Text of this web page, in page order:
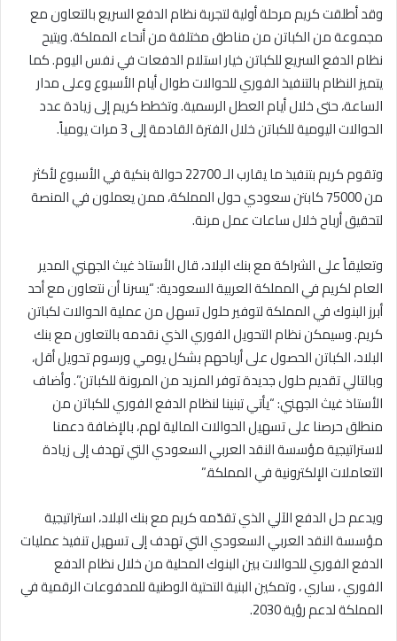
وقد أطلقت كريم مرحلة أولية لتجربة نظام الدفع السريع بالتعاون مع
مجموعة من الكباتن من مناطق مختلفة من أنحاء المملكة. ويتيح
نظام الدفع السريع للكباتن خيار استلام الدفعات في نفس اليوم. كما
يتميز النظام بالتنفيذ الفوري للحوالات طوال أيام الأسبوع وعلى مدار
الساعة، حتى خلال أيام العطل الرسمية. وتخطط كريم إلى زيادة عدد
الحوالات اليومية للكباتن خلال الفترة القادمة إلى 3 مرات يومياً.
وتقوم كريم بتنفيذ ما يقارب الـ 22700 حوالة بنكية في الأسبوع لأكثر
من 75000 كابتن سعودي حول المملكة، ممن يعملون في المنصة
لتحقيق أرباح خلال ساعات عمل مرنة.
وتعليقاً على الشراكة مع بنك البلاد، قال الأستاذ غيث الجهني المدير
العام لكريم في المملكة العربية السعودية: “يسرنا أن نتعاون مع أحد
أبرز البنوك في المملكة لتوفير حلول تسهل من عملية الحوالات لكباتن
كريم. وسيمكن نظام التحويل الفوري الذي نقدمه بالتعاون مع بنك
البلاد، الكباتن الحصول على أرباحهم بشكل يومي ورسوم تحويل أقل،
وبالتالي تقديم حلول جديدة توفر المزيد من المرونة للكباتن”. وأضاف
الأستاذ غيث الجهني: “يأتي تبنينا لنظام الدفع الفوري للكباتن من
منطلق حرصنا على تسهيل الحوالات المالية لهم، بالإضافة دعمنا
لاستراتيجية مؤسسة النقد العربي السعودي التي تهدف إلى زيادة
التعاملات الإلكترونية في المملكة.”
ويدعم حل الدفع الآلي الذي تقدّمه كريم مع بنك البلاد، استراتيجية
مؤسسة النقد العربي السعودي التي تهدف إلى تسهيل تنفيذ عمليات
الدفع الفوري للحوالات بين البنوك المحلية من خلال نظام الدفع
الفوري ، ساري ، وتمكين البنية التحتية الوطنية للمدفوعات الرقمية في
المملكة لدعم رؤية 2030.